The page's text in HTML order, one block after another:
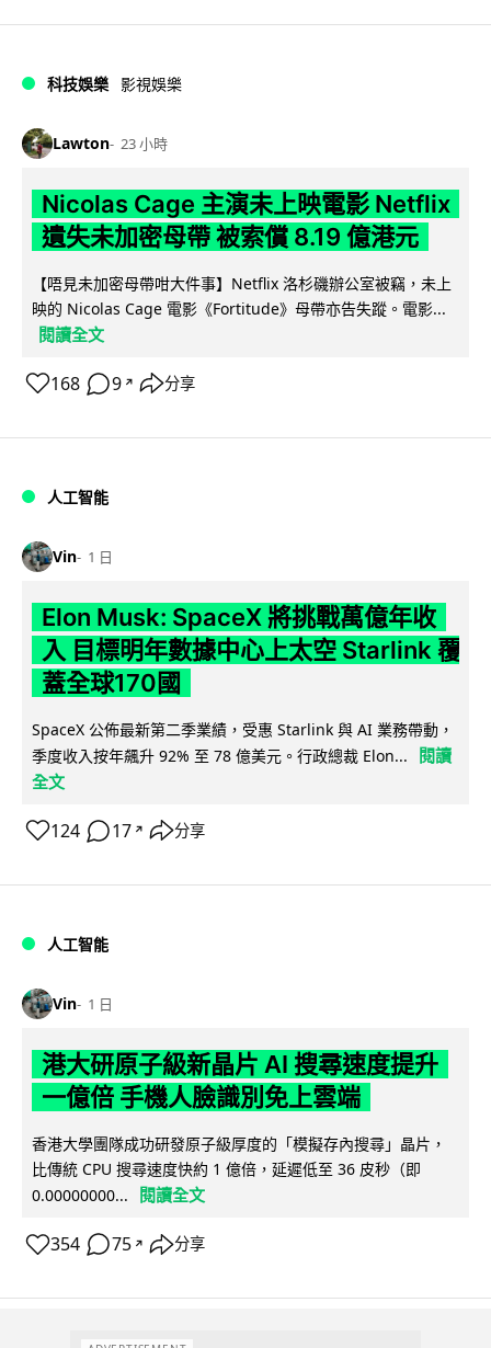
科技娛樂 影視娛樂
Lawton 23 小時
Nicolas Cage 主演未上映電影 Netflix
遺失未加密母帶 被索償 8.19 億港元
【唔見未加密母帶咁大件事】Netflix 洛杉磯辦公室被竊，未上
映的 Nicolas Cage 電影《Fortitude》母帶亦告失蹤。電影...
閱讀全文
168 9 ↗ 分享
人工智能
Vin 1 日
Elon Musk: SpaceX 將挑戰萬億年收
入 目標明年數據中心上太空 Starlink 覆
蓋全球170國
SpaceX 公佈最新第二季業績，受惠 Starlink 與 AI 業務帶動，
季度收入按年飆升 92% 至 78 億美元。行政總裁 Elon...
閱讀
全文
124 17 ↗ 分享
人工智能
Vin 1 日
港大研原子級新晶片 AI 搜尋速度提升
一億倍 手機人臉識別免上雲端
香港大學團隊成功研發原子級厚度的「模擬存內搜尋」晶片，
比傳統 CPU 搜尋速度快約 1 億倍，延遲低至 36 皮秒（即
0.00000000...
閱讀全文
354 75 ↗ 分享